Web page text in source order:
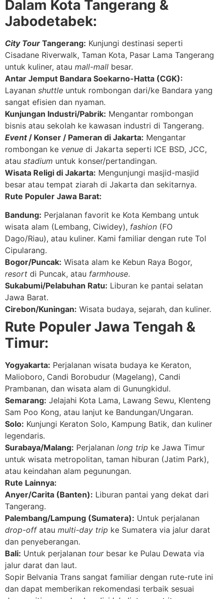
Dalam Kota Tangerang &
Jabodetabek:
City Tour Tangerang: Kunjungi destinasi seperti
Cisadane Riverwalk, Taman Kota, Pasar Lama Tangerang
untuk kuliner, atau mall-mall besar.
Antar Jemput Bandara Soekarno-Hatta (CGK):
Layanan shuttle untuk rombongan dari/ke Bandara yang
sangat efisien dan nyaman.
Kunjungan Industri/Pabrik: Mengantar rombongan
bisnis atau sekolah ke kawasan industri di Tangerang.
Event/ Konser / Pameran di Jakarta: Mengantar
rombongan ke venue di Jakarta seperti ICE BSD, JCC,
atau stadium untuk konser/pertandingan.
Wisata Religi di Jakarta: Mengunjungi masjid-masjid
besar atau tempat ziarah di Jakarta dan sekitarnya.
Rute Populer Jawa Barat:
Bandung: Perjalanan favorit ke Kota Kembang untuk
wisata alam (Lembang, Ciwidey), fashion (FO
Dago/Riau), atau kuliner. Kami familiar dengan rute Tol
Cipularang.
Bogor/Puncak: Wisata alam ke Kebun Raya Bogor,
resort di Puncak, atau farmhouse.
Sukabumi/Pelabuhan Ratu: Liburan ke pantai selatan
Jawa Barat.
Cirebon/Kuningan: Wisata budaya, sejarah, dan kuliner.
Rute Populer Jawa Tengah &
Timur:
Yogyakarta: Perjalanan wisata budaya ke Keraton,
Malioboro, Candi Borobudur (Magelang), Candi
Prambanan, dan wisata alam di Gunungkidul.
Semarang: Jelajahi Kota Lama, Lawang Sewu, Klenteng
Sam Poo Kong, atau lanjut ke Bandungan/Ungaran.
Solo: Kunjungi Keraton Solo, Kampung Batik, dan kuliner
legendaris.
Surabaya/Malang: Perjalanan long trip ke Jawa Timur
untuk wisata metropolitan, taman hiburan (Jatim Park),
atau keindahan alam pegunungan.
Rute Lainnya:
Anyer/Carita (Banten): Liburan pantai yang dekat dari
Tangerang.
Palembang/Lampung (Sumatera): Untuk perjalanan
drop-offatau multi-day trip ke Sumatera via jalur darat
dan penyeberangan.
Bali: Untuk perjalanan tourbesar ke Pulau Dewata via
jalur darat dan laut.
Sopir Belvania Trans sangat familiar dengan rute-rute ini
dan dapat memberikan rekomendasi terbaik sesuai